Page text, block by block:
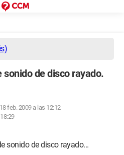
de disco rayado.
feb. 2009 a las 12:12
sonido de disco rayado...